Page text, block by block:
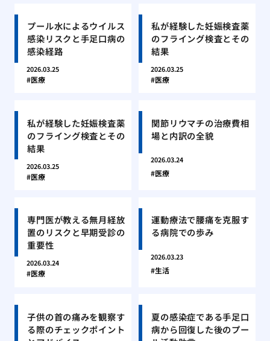
プール水によるウイルス
感染リスクと手足口病の
感染経路
2026.03.25
医療
私が経験した妊娠検査薬
のフライング検査とその
結果
2026.03.25
医療
私が経験した妊娠検査薬
のフライング検査とその
結果
2026.03.25
医療
関節リウマチの治療費相
場と内訳の全貌
2026.03.24
医療
専門医が教える無月経放
置のリスクと早期受診の
重要性
2026.03.24
医療
運動療法で腰痛を克服す
る病院での歩み
2026.03.23
生活
子供の首の痛みを観察す
る際のチェックポイント
夏の感染症である手足口
病から回復した後のプー